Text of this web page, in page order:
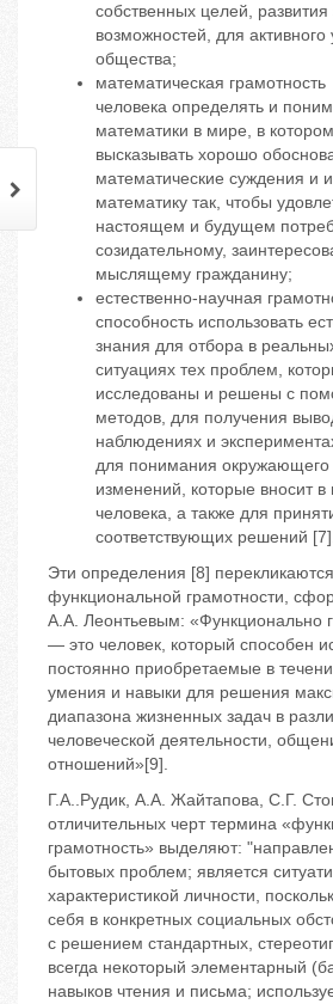
собственных целей, развития
возможностей, для активного
общества;
математическая
человека определять и
математики в мире, в
высказывать хорошо
математические суждения и
математику так, чтобы
настоящем и будущем
созидательному,
мыслящему гражданину;
естественно-научная
способность использовать
знания для отбора в
ситуациях тех проблем,
исследованы и решены с
методов, для получения
наблюдениях и
для понимания окружающего
изменений, которые вносит в
человека, а также для
соответствующих решений
Эти определения [8]
функциональной грамотности,
А.А. Леонтьевым: «Функционально
— это человек, который способен
постоянно приобретаемые в
умения и навыки для решения
диапазона жизненных задач в
человеческой деятельности,
отношений»[9].
Г.А..Рудик, А.А. Жайтапова, С.Г.
отличительных черт термина
грамотность» выделяют:
бытовых проблем; является
характеристикой личности,
себя в конкретных социальных
с решением стандартных,
всегда некоторый элементарный
навыков чтения и письма;